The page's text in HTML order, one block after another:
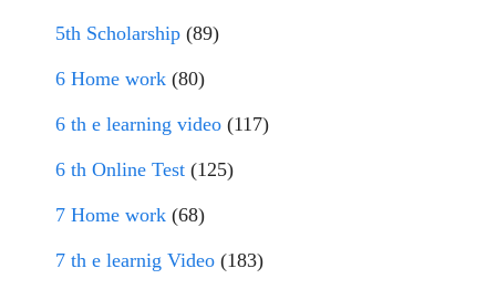
5th Scholarship (89)
6 Home work (80)
6 th e learning video (117)
6 th Online Test (125)
7 Home work (68)
7 th e learnig Video (183)